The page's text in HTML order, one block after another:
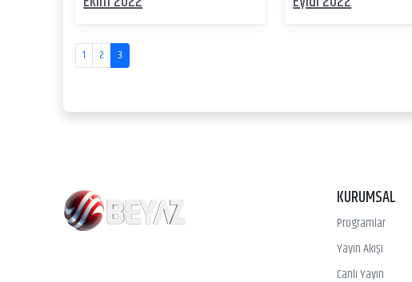
1 2 3
KURUMSAL
Programlar
Yayın Akışı
Canlı Yayın